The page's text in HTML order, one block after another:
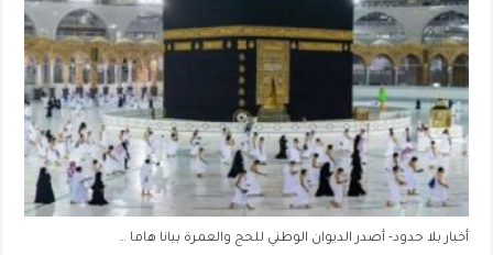
أخبار بلا حدود- أصدر الديوان الوطني للحج والعمرة بيانا هاما …